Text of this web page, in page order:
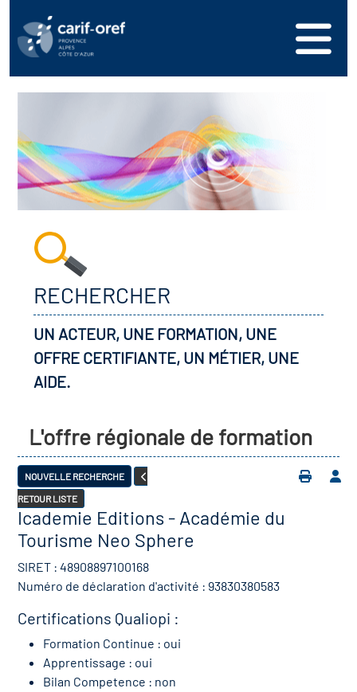
RECHERCHER
UN ACTEUR, UNE FORMATION, UNE
OFFRE CERTIFIANTE, UN MÉTIER, UNE
AIDE.
L'offre régionale de formation
NOUVELLE RECHERCHE
RETOUR LISTE
Icademie Editions - Académie du
Tourisme Neo Sphere
SIRET : 48908897100168
Numéro de déclaration d'activité : 93830380583
Certifications Qualiopi :
Formation Continue : oui
Apprentissage : oui
Bilan Competence : non